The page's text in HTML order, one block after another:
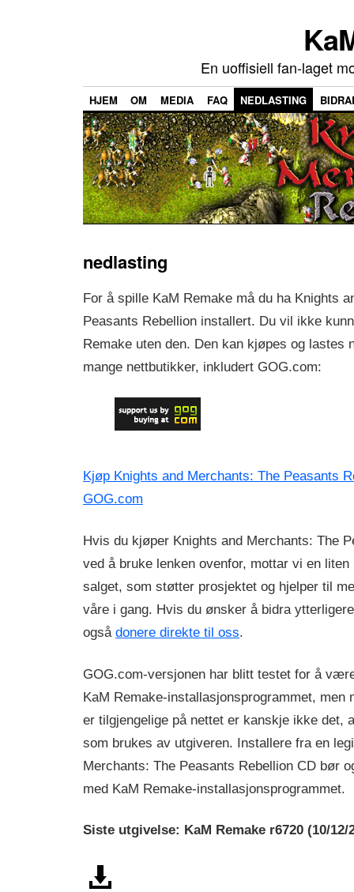
En uoffisiell fan-laget
HJEM OM MEDIA FAQ NEDLASTING
nedlasting
For å spille KaM Remake må du ha Knights
Peasants Rebellion installert. Du vil ikke
Remake uten den. Den kan kjøpes og lastes
mange nettbutikker, inkludert GOG.com:
Kjøp Knights and Merchants: The Peasants
GOG.com
Hvis du kjøper Knights and Merchants: The
ved å bruke lenken ovenfor, mottar vi en liten
salget, som støtter prosjektet og hjelper til
våre i gang. Hvis du ønsker å bidra
også donere direkte til oss.
GOG.com-versjonen har blitt testet for å
KaM Remake-installasjonsprogrammet, men
er tilgjengelige på nettet er kanskje ikke det,
som brukes av utgiveren. Installere fra en
Merchants: The Peasants Rebellion CD bør
med KaM Remake-installasjonsprogrammet.
Siste utgivelse: KaM Remake r6720 (10/12/